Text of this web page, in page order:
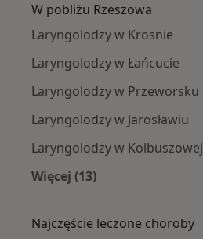
W pobliżu Rzeszowa
Laryngolodzy w Krosnie
Laryngolodzy w Łańcucie
Laryngolodzy w Przeworsku
Laryngolodzy w Jarosławiu
Laryngolodzy w Kolbuszowej
Więcej (13)
Najczęście leczone choroby